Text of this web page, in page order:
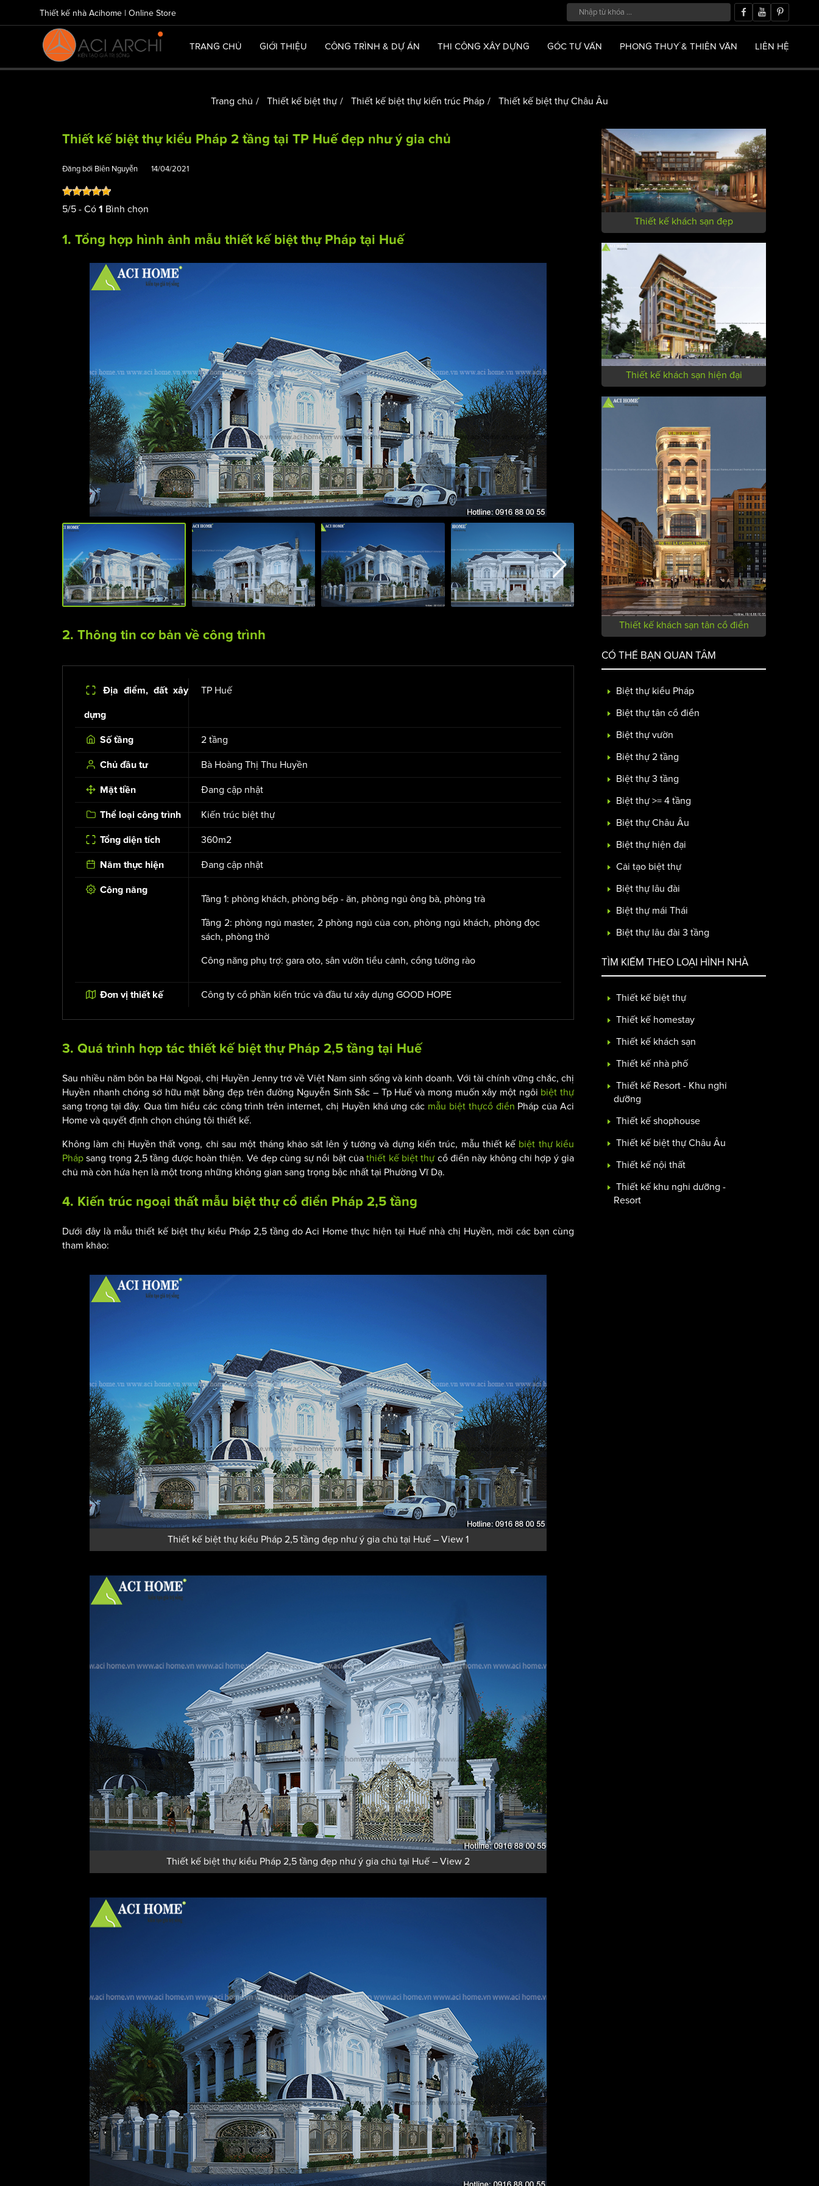
Thiết kế nhà Acihome | Online Store
TRANG CHỦ GIỚI THIỆU CÔNG TRÌNH & DỰ ÁN THI CÔNG XÂY DỰNG GÓC TƯ VẤN PHONG THUỶ & THIÊN VĂN LIÊN HỆ
Trang chủ Thiết kế biệt thự Thiết kế biệt thự kiến trúc Pháp Thiết kế biệt thự Châu Âu
Thiết kế biệt thự kiểu Pháp 2 tầng tại TP Huế đẹp như ý gia chủ
Đăng bởi Biên Nguyễn 14/04/2021
5/5 - Có 1 Bình chọn
1. Tổng hợp hình ảnh mẫu thiết kế biệt thự Pháp tại Huế
2. Thông tin cơ bản về công trình
Địa điểm, đất xây
dựng
TP Huế
Số tầng 2 tầng
Chủ đầu tư Bà Hoàng Thị Thu Huyền
Mặt tiền Đang cập nhật
Thể loại công trình Kiến trúc biệt thự
Tổng diện tích 360m2
Năm thực hiện Đang cập nhật
Công năng
Tầng 1: phòng khách, phòng bếp - ăn, phòng ngủ ông bà, phòng trà
Tầng 2: phòng ngủ master, 2 phòng ngủ của con, phòng ngủ khách, phòng đọc
sách, phòng thờ
Công năng phụ trợ: gara oto, sân vườn tiểu cảnh, cổng tường rào
Đơn vị thiết kế Công ty cổ phần kiến trúc và đầu tư xây dựng GOOD HOPE
3. Quá trình hợp tác thiết kế biệt thự Pháp 2,5 tầng tại Huế
Sau nhiều năm bôn ba Hải Ngoại, chị Huyền Jenny trở về Việt Nam sinh sống và kinh doanh. Với tài chính vững chắc, chị
Huyền nhanh chóng sở hữu mặt bằng đẹp trên đường Nguyễn Sinh Sắc – Tp Huế và mong muốn xây một ngôi biệt thự
sang trọng tại đây. Qua tìm hiểu các công trình trên internet, chị Huyền khá ưng các mẫu biệt thựcổ điển Pháp của Aci
Home và quyết định chọn chúng tôi thiết kế.
Không làm chị Huyền thất vọng, chỉ sau một tháng khảo sát lên ý tưởng và dựng kiến trúc, mẫu thiết kế biệt thự kiểu
Pháp sang trọng 2,5 tầng được hoàn thiện. Vẻ đẹp cùng sự nổi bật củathiết kế biệt thự cổ điển này không chỉ hợp ý gia
chủ mà còn hứa hẹn là một trong những không gian sang trọng bậc nhất tại Phường Vĩ Dạ.
4. Kiến trúc ngoại thất mẫu biệt thự cổ điển Pháp 2,5 tầng
Dưới đây là mẫu thiết kế biệt thự kiểu Pháp 2,5 tầng do Aci Home thực hiện tại Huế nhà chị Huyền, mời các bạn cùng
tham khảo:
Thiết kế biệt thự kiểu Pháp 2,5 tầng đẹp như ý gia chủ tại Huế – View 1
Thiết kế biệt thự kiểu Pháp 2,5 tầng đẹp như ý gia chủ tại Huế – View 2
Thiết kế khách sạn đẹp
Thiết kế khách sạn hiện đại
Thiết kế khách sạn tân cổ điển
CÓ THỂ BẠN QUAN TÂM
Biệt thự kiểu Pháp
Biệt thự tân cổ điển
Biệt thự vườn
Biệt thự 2 tầng
Biệt thự 3 tầng
Biệt thự >= 4 tầng
Biệt thự Châu Âu
Biệt thự hiện đại
Cải tạo biệt thự
Biệt thự lâu đài
Biệt thự mái Thái
Biệt thự lâu đài 3 tầng
TÌM KIẾM THEO LOẠI HÌNH NHÀ
Thiết kế biệt thự
Thiết kế homestay
Thiết kế khách sạn
Thiết kế nhà phố
Thiết kế Resort - Khu nghỉ
dưỡng
Thiết kế shophouse
Thiết kế biệt thự Châu Âu
Thiết kế nội thất
Thiết kế khu nghỉ dưỡng -
Resort